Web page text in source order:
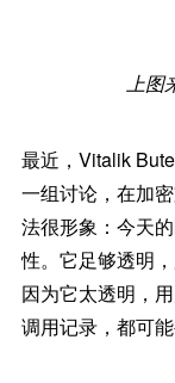
上图
最近，Vitalik
一组讨论，在加
法很形象：今天
性。它足够透明
因为它太透明，
调用记录，都可